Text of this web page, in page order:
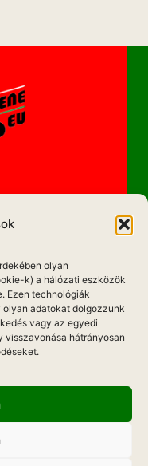
olyan
k) a hálózati eszközök
Ezen technológiák
adatokat dolgozzunk
vagy az egyedi
visszavonása hátrányosan